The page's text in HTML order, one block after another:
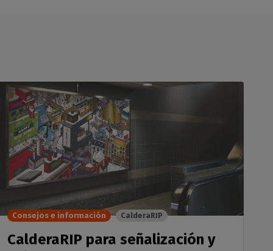
CalderaRIP para señalización y
Consejos e información CalderaRIP